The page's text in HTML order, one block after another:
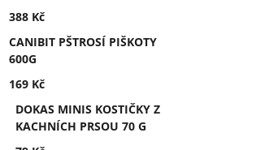
388 Kč
CANIBIT PŠTROSÍ PIŠKOTY
600G
169 Kč
DOKAS MINIS KOSTIČKY Z
KACHNÍCH PRSOU 70 G